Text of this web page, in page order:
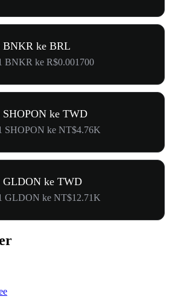
BNKR ke BRL
BNKR ke R$0.001700
SHOPON ke TWD
SHOPON ke NT$4.76K
GLDON ke TWD
GLDON ke NT$12.71K